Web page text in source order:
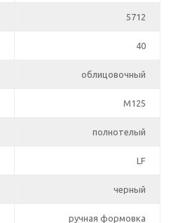
5712
40
облицовочный
М125
полнотелый
LF
черный
ручная формовка